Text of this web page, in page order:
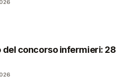
del concorso infermieri: 28